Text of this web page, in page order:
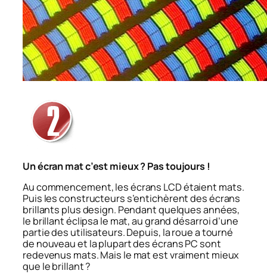
Un écran mat c’est mieux ? Pas toujours !
Au commencement, les écrans LCD étaient mats.
Puis les constructeurs s’entichèrent des écrans
brillants plus design. Pendant quelques années,
le brillant éclipsa le mat, au grand désarroi d’une
partie des utilisateurs. Depuis, la roue a tourné
de nouveau et la plupart des écrans PC sont
redevenus mats. Mais le mat est vraiment mieux
que le brillant ?